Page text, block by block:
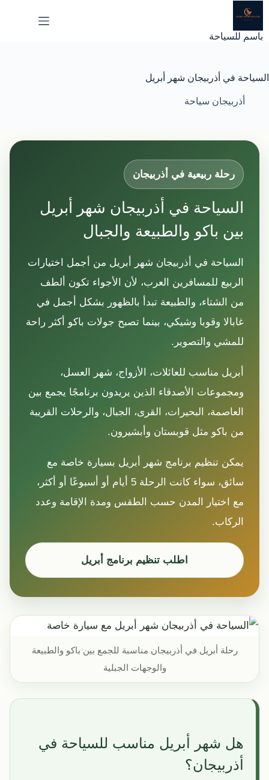
إلى
باسم للسياحة
السياحة في أذربيجان شهر أبريل
أذربيجان سياحة
رحلة ربيعية في أذربيجان
السياحة في أذربيجان شهر أبريل
بين باكو والطبيعة والجبال
السياحة في أذربيجان شهر أبريل من أجمل اختيارات
الربيع للمسافرين العرب، لأن الأجواء تكون ألطف
من الشتاء، والطبيعة تبدأ بالظهور بشكل أجمل في
غابالا وقوبا وشيكي، بينما تصبح جولات باكو أكثر راحة
للمشي والتصوير.
أبريل مناسب للعائلات، الأزواج، شهر العسل،
ومجموعات الأصدقاء الذين يريدون برنامجًا يجمع بين
العاصمة، البحيرات، القرى، الجبال، والرحلات القريبة
من باكو مثل قوبستان وأبشيرون.
يمكن تنظيم برنامج شهر أبريل بسيارة خاصة مع
سائق، سواء كانت الرحلة 5 أيام أو أسبوعًا أو أكثر،
مع اختيار المدن حسب الطقس ومدة الإقامة وعدد
الركاب.
اطلب تنظيم برنامج أبريل
رحلة أبريل في أذربيجان مناسبة للجمع بين باكو والطبيعة
والوجهات الجبلية
هل شهر أبريل مناسب للسياحة في
أذربيجان؟